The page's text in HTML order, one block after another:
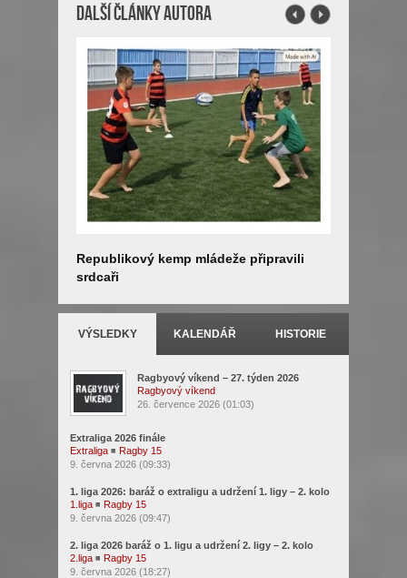
Další články autora
Republikový kemp mládeže připravili
srdcaři
VÝSLEDKY KALENDÁŘ HISTORIE
Ragbyový víkend – 27. týden 2026
Ragbyový víkend
26. července 2026 (01:03)
Extraliga 2026 finále
Extraliga ◾ Ragby 15
9. června 2026 (09:33)
1. liga 2026: baráž o extraligu a udržení 1. ligy – 2. kolo
1.liga ◾ Ragby 15
9. června 2026 (09:47)
2. liga 2026 baráž o 1. ligu a udržení 2. ligy – 2. kolo
2.liga ◾ Ragby 15
9. června 2026 (18:27)